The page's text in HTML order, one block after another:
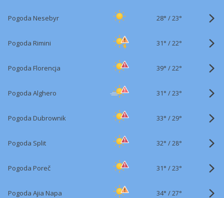
Pogoda Nesebyr 28° /23°
Pogoda Rimini 31° /22°
Pogoda Florencja 39° /22°
Pogoda Alghero 31° /23°
Pogoda Dubrownik 33° /29°
Pogoda Split 32° /28°
Pogoda Poreč 31° /23°
Pogoda Ajia Napa 34° /27°